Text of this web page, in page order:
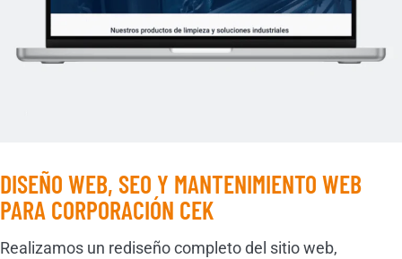
DISEÑO WEB, SEO Y MANTENIMIENTO WEB
PARA CORPORACIÓN CEK
Realizamos un rediseño completo del sitio web,